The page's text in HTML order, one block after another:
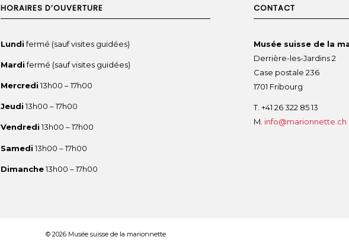
HORAIRES D’OUVERTURE
Lundifermé (sauf visites guidées)
Mardifermé (sauf visites guidées)
Mercredi13h00 – 17h00
Jeudi13h00 – 17h00
Vendredi13h00 – 17h00
Samedi13h00 – 17h00
Dimanche13h00 – 17h00
CONTACT
Musée suisse de la
Derrière-les-Jardins 2
Case postale 236
1701 Fribourg
T. +41 26 322 85 13
M. info@marionnette.ch
© 2026 Musée suisse de la marionnette